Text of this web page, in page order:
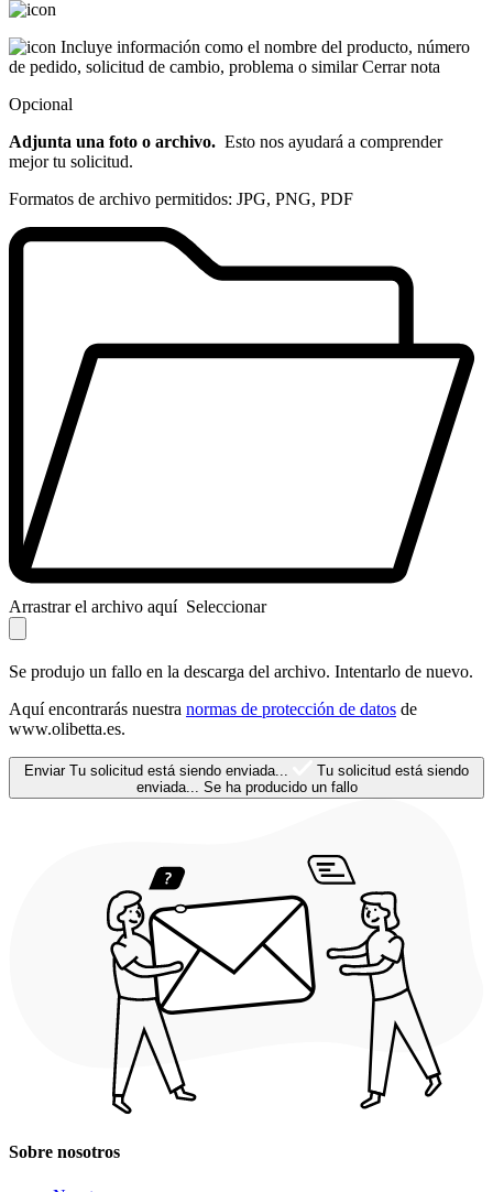
Incluye información como el nombre del producto, número
de pedido, solicitud de cambio, problema o similar Cerrar nota
Opcional
Adjunta una foto o archivo. Esto nos ayudará a comprender
mejor tu solicitud.
Formatos de archivo permitidos: JPG, PNG, PDF
Arrastrar el archivo aquí Seleccionar
Se produjo un fallo en la descarga del archivo. Intentarlo de nuevo.
Aquí encontrarás nuestra normas de protección de datos de
www.olibetta.es.
Enviar Tu solicitud está siendo enviada...
Tu solicitud está siendo
enviada... Se ha producido un fallo
Sobre nosotros